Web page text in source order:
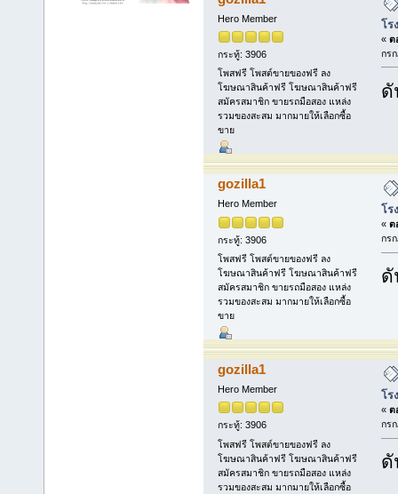
Hero Member
กระทู้: 3906
โพสฟรี โพสต์ขายของฟรี ลง
โฆษณาสินค้าฟรี โฆษณาสินค้าฟรี
สมัครสมาชิก ขายรถมือสอง แหล่ง
รวมของสะสม มากมายให้เลือกซื้อ
ขาย
โร
« ต
กร
ดั
gozilla1
Hero Member
กระทู้: 3906
โพสฟรี โพสต์ขายของฟรี ลง
โฆษณาสินค้าฟรี โฆษณาสินค้าฟรี
สมัครสมาชิก ขายรถมือสอง แหล่ง
รวมของสะสม มากมายให้เลือกซื้อ
ขาย
โร
« ต
กร
ดั
gozilla1
Hero Member
กระทู้: 3906
โพสฟรี โพสต์ขายของฟรี ลง
โฆษณาสินค้าฟรี โฆษณาสินค้าฟรี
สมัครสมาชิก ขายรถมือสอง แหล่ง
รวมของสะสม มากมายให้เลือกซื้อ
โร
« ต
กร
ดั